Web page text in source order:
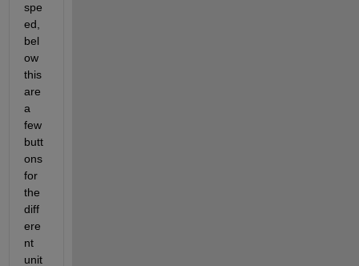
spe
ed,
bel
ow
this
are
a
few
butt
ons
for
the
diff
ere
nt
unit